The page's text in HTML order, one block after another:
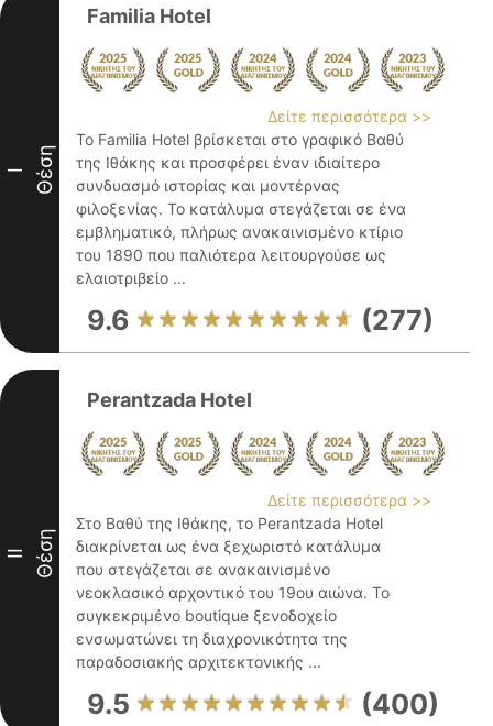
I Θέση
Familia Hotel
Δείτε περισσότερα >>
Το Familia Hotel βρίσκεται στο γραφικό Βαθύ
της Ιθάκης και προσφέρει έναν ιδιαίτερο
συνδυασμό ιστορίας και μοντέρνας
φιλοξενίας. Το κατάλυμα στεγάζεται σε ένα
εμβληματικό, πλήρως ανακαινισμένο κτίριο
του 1890 που παλιότερα λειτουργούσε ως
ελαιοτριβείο ...
9.6 (277)
II Θέση
Perantzada Hotel
Δείτε περισσότερα >>
Στο Βαθύ της Ιθάκης, το Perantzada Hotel
διακρίνεται ως ένα ξεχωριστό κατάλυμα
που στεγάζεται σε ανακαινισμένο
νεοκλασικό αρχοντικό του 19ου αιώνα. Το
συγκεκριμένο boutique ξενοδοχείο
ενσωματώνει τη διαχρονικότητα της
παραδοσιακής αρχιτεκτονικής ...
9.5 (400)